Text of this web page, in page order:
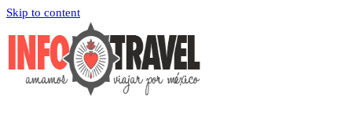
Skip to content